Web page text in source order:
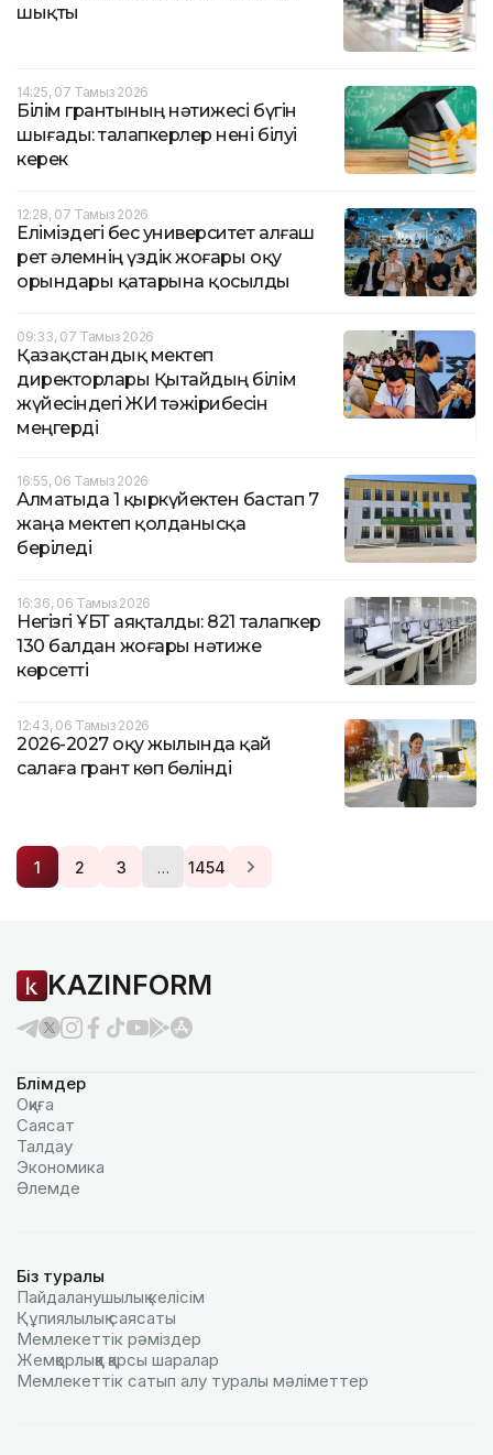
шықты
14:25, 07 Тамыз 2026
Білім грантының нәтижесі бүгін
шығады: талапкерлер нені білуі
керек
12:28, 07 Тамыз 2026
Еліміздегі бес университет алғаш
рет әлемнің үздік жоғары оқу
орындары қатарына қосылды
09:33, 07 Тамыз 2026
Қазақстандық мектеп
директорлары Қытайдың білім
жүйесіндегі ЖИ тәжірибесін
меңгерді
16:55, 06 Тамыз 2026
Алматыда 1 қыркүйектен бастап 7
жаңа мектеп қолданысқа
беріледі
16:36, 06 Тамыз 2026
Негізгі ҰБТ аяқталды: 821 талапкер
130 балдан жоғары нәтиже
көрсетті
12:43, 06 Тамыз 2026
2026-2027 оқу жылында қай
салаға грант көп бөлінді
1 2 3 … 1454
KAZINFORM
Бөлімдер
Оқиға
Саясат
Талдау
Экономика
Әлемде
Біз туралы
Пайдаланушылық келiciм
Құпиялылық саясаты
Мемлекеттік рәміздер
Жемқорлыққа қарсы шаралар
Мемлекеттік сатып алу туралы мәлiметтер